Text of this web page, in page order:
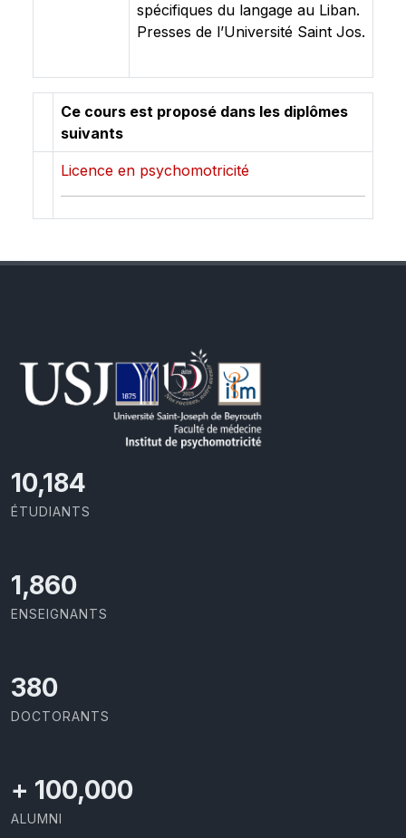
spécifiques du langage au Liban.
Presses de l’Université Saint Jos.
Ce cours est proposé dans les diplômes
suivants
Licence en psychomotricité
11,418
ÉTUDIANTS
2,086
ENSEIGNANTS
426
DOCTORANTS
+ 100,000
ALUMNI